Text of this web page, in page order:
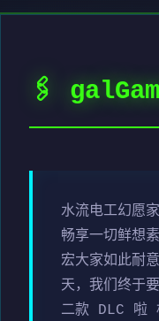
🖇️
水流电工幻愿
畅享一切鲜想
宏大家如此耐
天，我们终于
二款 DLC 啦